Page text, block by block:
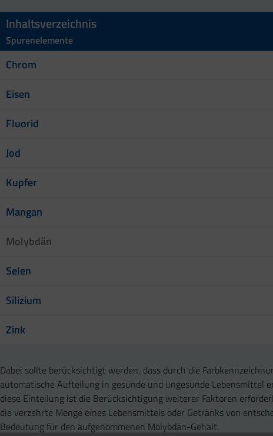
Inhaltsverzeichnis
Spurenelemente
Chrom
Eisen
Fluorid
Jod
Kupfer
Mangan
Molybdän
Selen
Silizium
Zink
Dabei sollte berücksichtigt werden, dass durch die
automatische Aufteilung in gesunde und ungesunde Lebensmittel
diese Einteilung ist die Berücksichtigung weiterer Faktoren
die verzehrte Menge eines Lebensmittels oder Getränks von
Bedeutung für den aufgenommenen Molybdän-Gehalt.